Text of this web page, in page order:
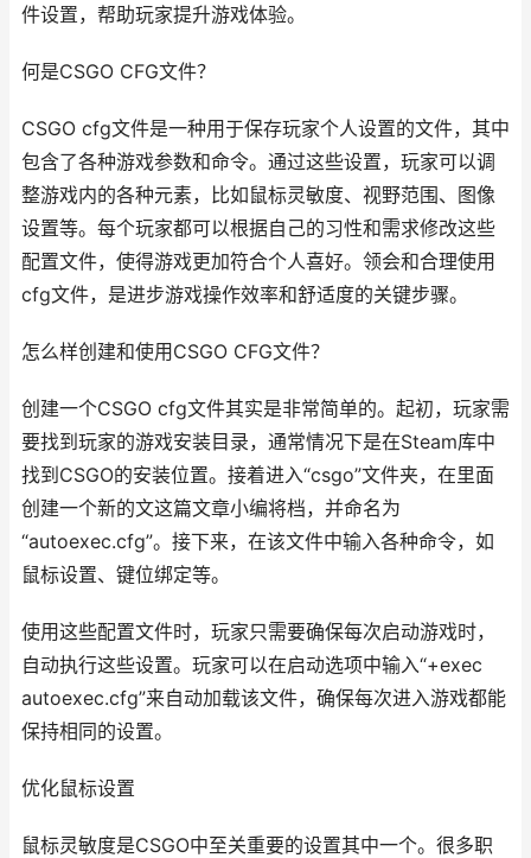
件设置，帮助玩家提升游戏体验。
何是CSGO CFG文件？
CSGO cfg文件是一种用于保存玩家个人设置的文件，其中
包含了各种游戏参数和命令。通过这些设置，玩家可以调
整游戏内的各种元素，比如鼠标灵敏度、视野范围、图像
设置等。每个玩家都可以根据自己的习性和需求修改这些
配置文件，使得游戏更加符合个人喜好。领会和合理使用
cfg文件，是进步游戏操作效率和舒适度的关键步骤。
怎么样创建和使用CSGO CFG文件？
创建一个CSGO cfg文件其实是非常简单的。起初，玩家需
要找到玩家的游戏安装目录，通常情况下是在Steam库中
找到CSGO的安装位置。接着进入“csgo”文件夹，在里面
创建一个新的文这篇文章小编将档，并命名为
“autoexec.cfg”。接下来，在该文件中输入各种命令，如
鼠标设置、键位绑定等。
使用这些配置文件时，玩家只需要确保每次启动游戏时，
自动执行这些设置。玩家可以在启动选项中输入“+exec
autoexec.cfg”来自动加载该文件，确保每次进入游戏都能
保持相同的设置。
优化鼠标设置
鼠标灵敏度是CSGO中至关重要的设置其中一个。很多职